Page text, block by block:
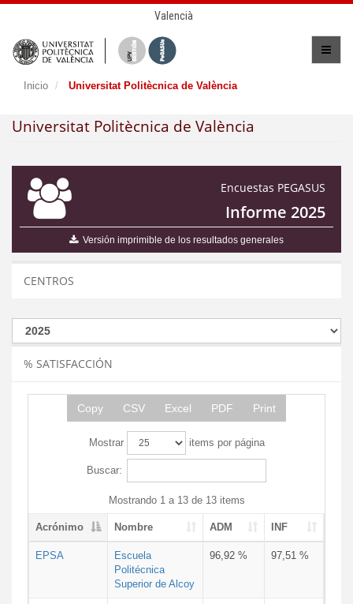
Valencià
Inicio Universitat Politècnica de València
Universitat Politècnica de València
Encuestas PEGASUS
Informe 2025
Versión imprimible de los resultados generales
CENTROS
% SATISFACCIÓN
Copy CSV Excel PDF Print
Mostrar items por página
Buscar:
Mostrando 1 a 13 de 13 items
Acrónimo Nombre ADM INF
EPSA
Escuela
Politécnica
Superior de Alcoy
96,92 % 97,51 %